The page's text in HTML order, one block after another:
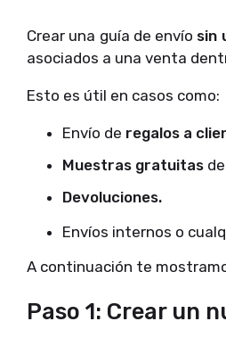
Crear una guía de envío sin
asociados a una venta
Esto es útil en casos como:
Envío de regalos a
Muestras gratuitas
Devoluciones.
Envíos internos o
A continuación te
Paso 1: Crear un